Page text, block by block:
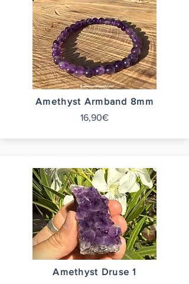
Amethyst Armband 8mm
16,90€
Amethyst Druse 1